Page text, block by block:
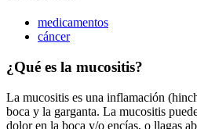
medicamentos
cáncer
¿Qué es la mucositis?
La mucositis es una inflamación
boca y la garganta. La mucositis
dolor en la boca y/o encías, o llagas